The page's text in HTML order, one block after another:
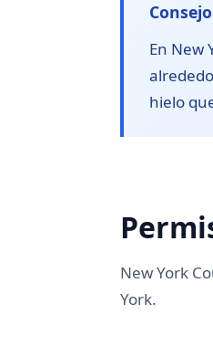
En New
hielo
New York
York.